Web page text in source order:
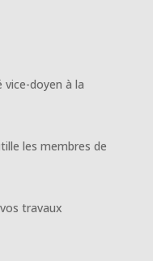
doyen à la
les membres de
travaux